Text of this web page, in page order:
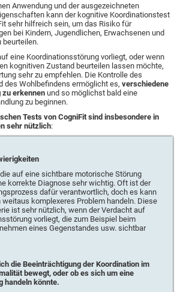
Anwendung und der ausgezeichneten
kann der kognitive Koordinationstest
sehr hilfreich sein, um das Risiko für
bei Kindern, Jugendlichen, Erwachsenen und
beurteilen.
eine Koordinationsstörung vorliegt, oder wenn
kognitiven Zustand beurteilen lassen möchte,
sehr zu empfehlen. Die Kontrolle des
des Wohlbefindens ermöglicht es,verschiedene
zu erkennen und so möglichst bald eine
zu beginnen.
Tests von CogniFit sind insbesondere in
sehr nützlich:
auf eine sichtbare motorische Störung
korrekte Diagnose sehr wichtig. Oft ist der
dafür verantwortlich, doch es kann
komplexeres Problem handeln. Diese
ist sehr nützlich, wenn der Verdacht auf
vorliegt, die zum Beispiel beim
eines Gegenstandes usw. sichtbar
die Beeinträchtigung der Koordination im
bewegt, oder ob es sich um eine
handeln könnte.